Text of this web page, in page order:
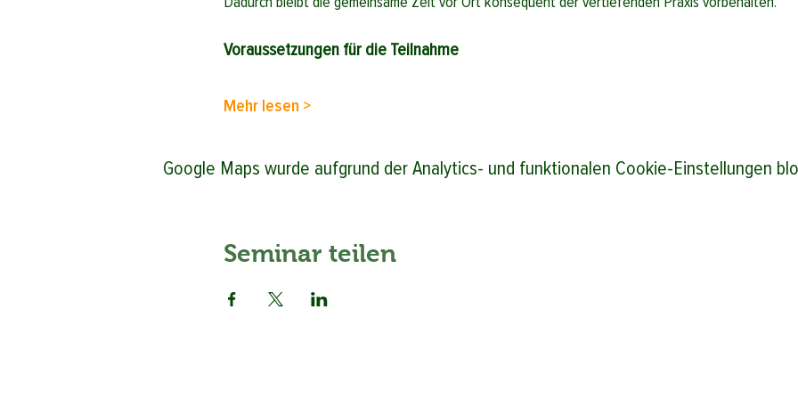
Voraussetzungen für die Teilnahme
Mehr lesen >
Google Maps wurde aufgrund der Analytics- und funktionalen Cookie-Einstellungen
Seminar teilen